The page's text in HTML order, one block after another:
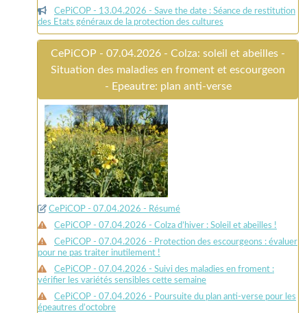
CePiCOP - 13.04.2026 - Save the date : Séance de restitution
des Etats généraux de la protection des cultures
CePiCOP - 07.04.2026 - Colza: soleil et abeilles -
Situation des maladies en froment et escourgeon
- Epeautre: plan anti-verse
CePiCOP - 07.04.2026 - Résumé
CePiCOP - 07.04.2026 - Colza d’hiver : Soleil et abeilles !
CePiCOP - 07.04.2026 - Protection des escourgeons : évaluer
pour ne pas traiter inutilement !
CePiCOP - 07.04.2026 - Suivi des maladies en froment :
vérifier les variétés sensibles cette semaine
CePiCOP - 07.04.2026 - Poursuite du plan anti-verse pour les
épeautres d’octobre